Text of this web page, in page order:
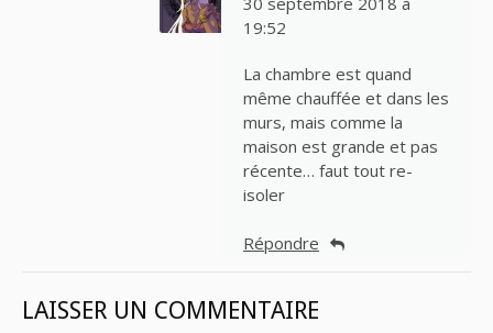
19:52
La chambre est quand
même chauffée et dans les
murs, mais comme la
maison est grande et pas
récente… faut tout re-
isoler
Répondre
LAISSER UN COMMENTAIRE